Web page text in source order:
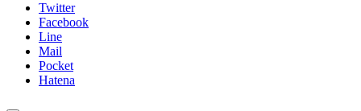
Twitter
Facebook
Line
Mail
Pocket
Hatena